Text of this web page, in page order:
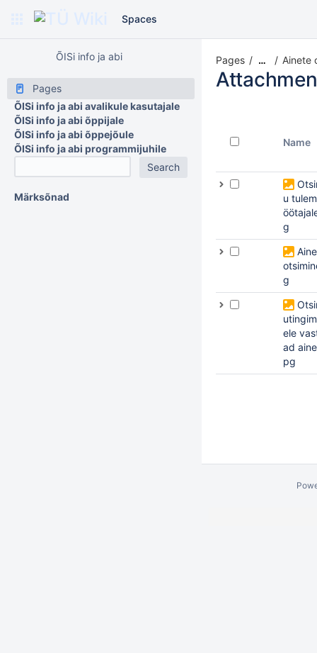
Spaces
ÕISi info ja abi
Pages
ÕISi info ja abi avalikule kasutajale
ÕISi info ja abi õppijale
ÕISi info ja abi õppejõule
ÕISi info ja abi programmijuhile
Märksõnad
Pages … Ainete
Name
u
g
g
ele
ad
pg